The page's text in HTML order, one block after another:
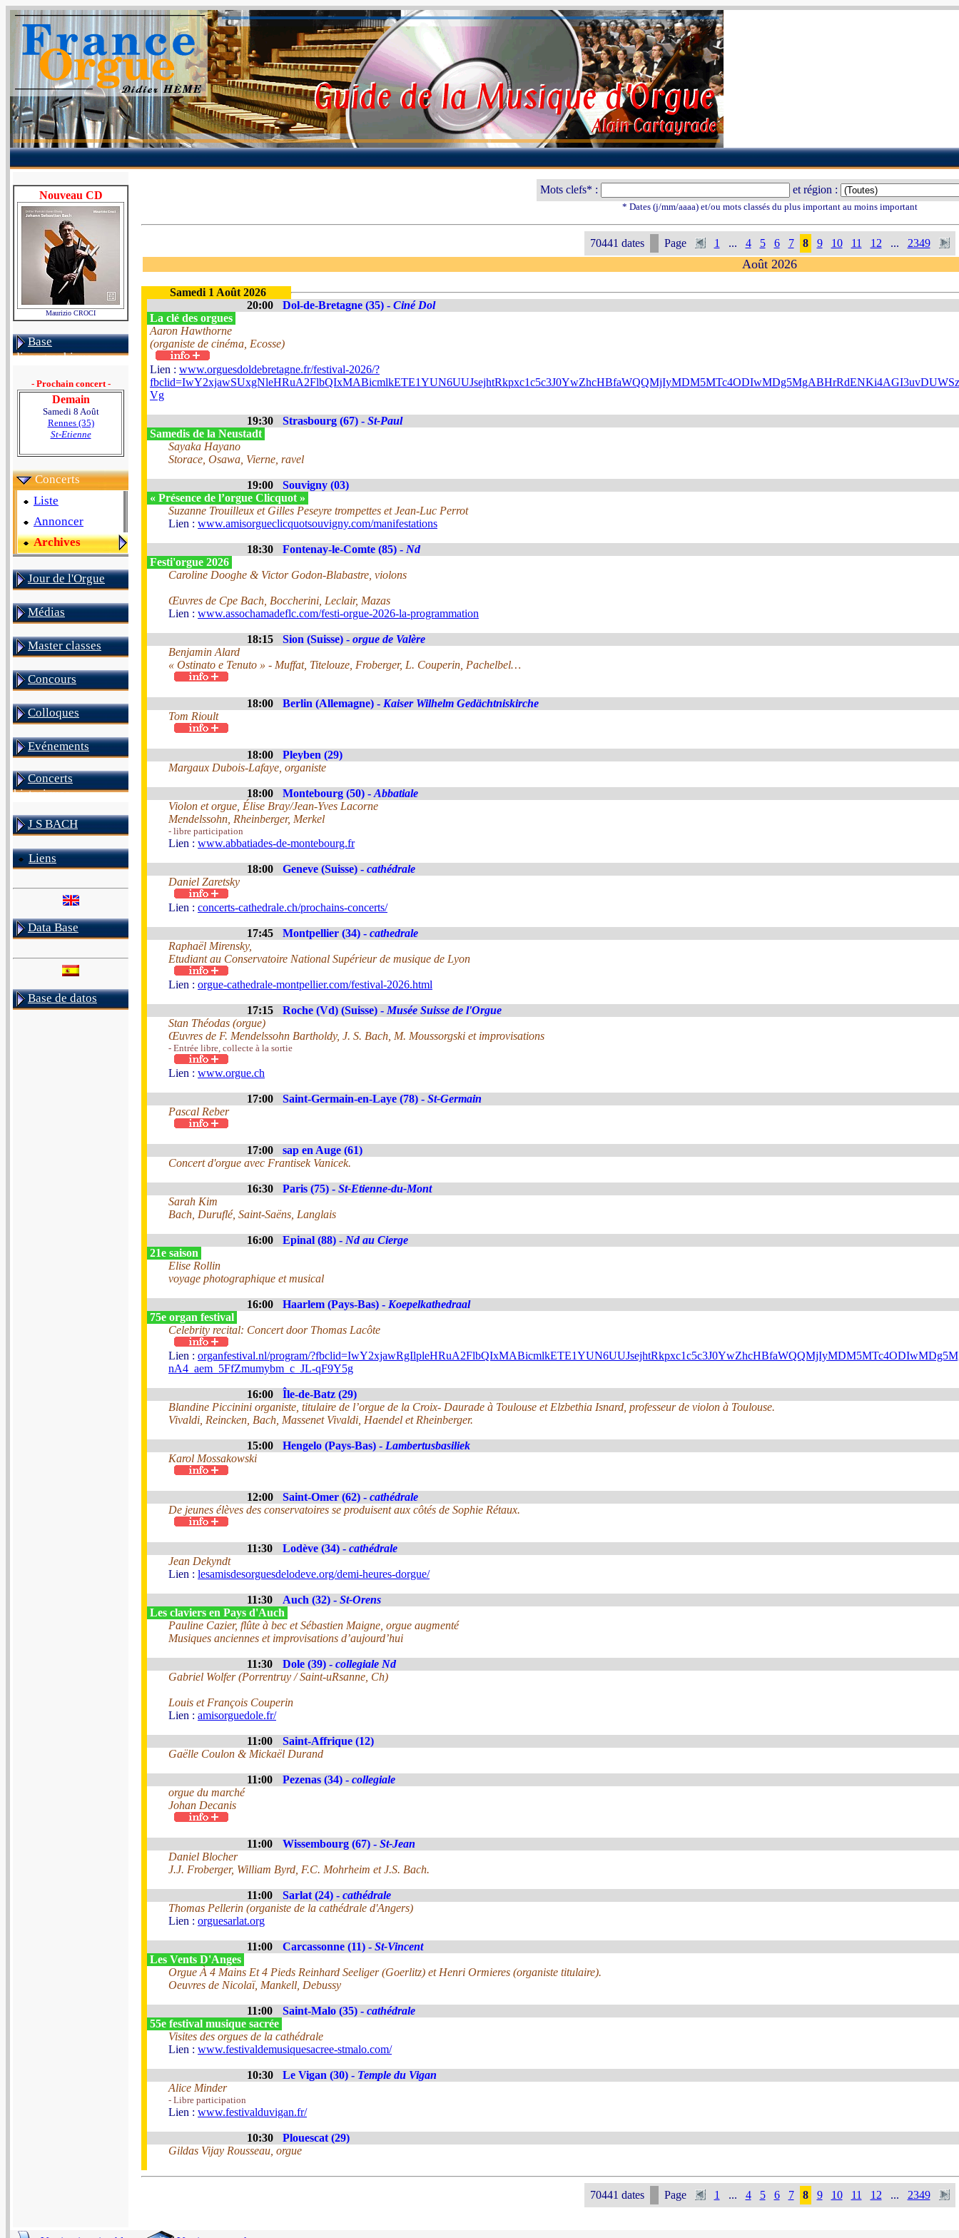
Nouveau CD
Maurizio CROCI
Base
discographique
- Prochain concert -
Demain
Samedi 8 Août
Rennes (35)
St-Etienne
Concerts
Liste
Annoncer
Archives
Jour de l'Orgue
Médias
Master classes
Concours
Colloques
Evénements
Concerts
historiques
J S BACH
Liens
Data Base
Base de datos
Mots clefs* : et région :
* Dates (j/mm/aaaa) et/ou mots classés du plus important au moins important
70441 dates Page 1 ... 4 5 6 7 8 9 10 11 12 ... 2349
Août 2026
Samedi 1 Août 2026
20:00
Dol-de-Bretagne (35) - Ciné Dol
La clé des orgues
Aaron Hawthorne
(organiste de cinéma, Ecosse)
Lien : www.orguesdoldebretagne.fr/festival-2026/?
Vg
19:30 Strasbourg (67) - St-Paul
Samedis de la Neustadt
Sayaka Hayano
Storace, Osawa, Vierne, ravel
19:00
Souvigny (03)
« Présence de l’orgue Clicquot »
Suzanne Trouilleux et Gilles Peseyre trompettes et Jean-Luc Perrot
Lien : www.amisorgueclicquotsouvigny.com/manifestations
18:30 Fontenay-le-Comte (85) - Nd
Festi'orgue 2026
Caroline Dooghe & Victor Godon-Blabastre, violons
Œuvres de Cpe Bach, Boccherini, Leclair, Mazas
Lien : www.assochamadeflc.com/festi-orgue-2026-la-programmation
18:15 Sion (Suisse) - orgue de Valère
Benjamin Alard
« Ostinato e Tenuto » - Muffat, Titelouze, Froberger, L. Couperin, Pachelbel…
18:00 Berlin (Allemagne) - Kaiser Wilhelm Gedächtniskirche
Tom Rioult
18:00
Pleyben (29)
Margaux Dubois-Lafaye, organiste
18:00 Montebourg (50) - Abbatiale
Violon et orgue, Élise Bray/Jean-Yves Lacorne
Mendelssohn, Rheinberger, Merkel
- libre participation
Lien : www.abbatiades-de-montebourg.fr
18:00 Geneve (Suisse) - cathédrale
Daniel Zaretsky
Lien : concerts-cathedrale.ch/prochains-concerts/
17:45 Montpellier (34) - cathedrale
Raphaël Mirensky,
Etudiant au Conservatoire National Supérieur de musique de Lyon
Lien : orgue-cathedrale-montpellier.com/festival-2026.html
17:15 Roche (Vd) (Suisse) - Musée Suisse de l'Orgue
Stan Théodas (orgue)
Œuvres de F. Mendelssohn Bartholdy, J. S. Bach, M. Moussorgski et improvisations
- Entrée libre, collecte à la sortie
Lien : www.orgue.ch
17:00 Saint-Germain-en-Laye (78) - St-Germain
Pascal Reber
17:00
sap en Auge (61)
Concert d'orgue avec Frantisek Vanicek.
16:30 Paris (75) - St-Etienne-du-Mont
Sarah Kim
Bach, Duruflé, Saint-Saëns, Langlais
16:00 Epinal (88) - Nd au Cierge
21e saison
Elise Rollin
voyage photographique et musical
16:00 Haarlem (Pays-Bas) - Koepelkathedraal
75e organ festival
Celebrity recital: Concert door Thomas Lacôte
Lien : organfestival.nl/program/
nA4_aem_5FfZmumybm_c_JL-qF9Y5g
16:00
Île-de-Batz (29)
Blandine Piccinini organiste, titulaire de l’orgue de la Croix- Daurade à Toulouse et Elzbethia Isnard, professeur de violon à Toulouse.
Vivaldi, Reincken, Bach, Massenet Vivaldi, Haendel et Rheinberger.
15:00 Hengelo (Pays-Bas) - Lambertusbasiliek
Karol Mossakowski
12:00 Saint-Omer (62) - cathédrale
De jeunes élèves des conservatoires se produisent aux côtés de Sophie Rétaux.
11:30 Lodève (34) - cathédrale
Jean Dekyndt
Lien : lesamisdesorguesdelodeve.org/demi-heures-dorgue/
11:30 Auch (32) - St-Orens
Les claviers en Pays d'Auch
Pauline Cazier, flûte à bec et Sébastien Maigne, orgue augmenté
Musiques anciennes et improvisations d’aujourd’hui
11:30 Dole (39) - collegiale Nd
Gabriel Wolfer (Porrentruy / Saint-uRsanne, Ch)
Louis et François Couperin
Lien : amisorguedole.fr/
11:00
Saint-Affrique (12)
Gaëlle Coulon & Mickaël Durand
11:00 Pezenas (34) - collegiale
orgue du marché
Johan Decanis
11:00 Wissembourg (67) - St-Jean
Daniel Blocher
J.J. Froberger, William Byrd, F.C. Mohrheim et J.S. Bach.
11:00 Sarlat (24) - cathédrale
Thomas Pellerin (organiste de la cathédrale d'Angers)
Lien : orguesarlat.org
11:00 Carcassonne (11) - St-Vincent
Les Vents D'Anges
Orgue À 4 Mains Et 4 Pieds Reinhard Seeliger (Goerlitz) et Henri Ormieres (organiste titulaire).
Oeuvres de Nicolaï, Mankell, Debussy
11:00 Saint-Malo (35) - cathédrale
55e festival musique sacrée
Visites des orgues de la cathédrale
Lien : www.festivaldemusiquesacree-stmalo.com/
10:30 Le Vigan (30) - Temple du Vigan
Alice Minder
- Libre participation
Lien : www.festivalduvigan.fr/
10:30
Plouescat (29)
Gildas Vijay Rousseau, orgue
70441 dates Page 1 ... 4 5 6 7 8 9 10 11 12 ... 2349